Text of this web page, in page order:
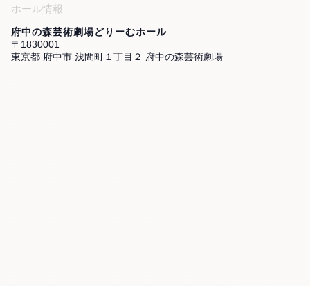
ホール情報
府中の森芸術劇場どりーむホール
〒1830001
東京都 府中市 浅間町１丁目２ 府中の森芸術劇場